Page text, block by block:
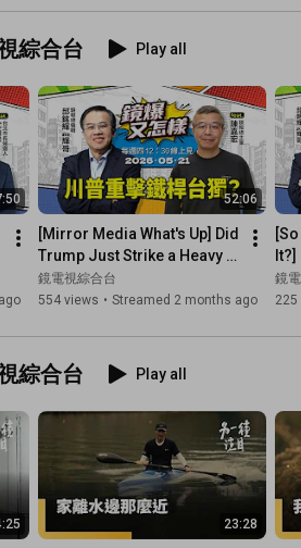
綜合台 Play all
52:06
[Mirror Media What's Up] Did
Trump Just Strike a Heavy
Blow to Hardcore Taiwan
Independence? feat...
鏡電視綜合台
554 views • Streamed 2 months ago
鏡
225
綜合台 Play all
23:28